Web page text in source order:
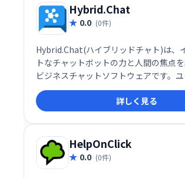
Hybrid.Chat
0.0 (0件)
Hybrid.Chat(ハイブリッドチャト)は、
トなチャットボットの力と人間の焦点
ビジネスチャットソフトウェアです。
ットボットを作成して展開し、顧客、
な顧客と関わり、クエリへのスマートな
きます。
詳しく見る
HelpOnClick
0.0 (0件)